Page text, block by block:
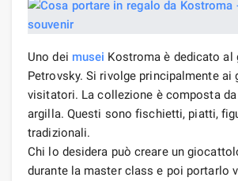
Uno dei musei Kostroma è dedicato
Petrovsky. Si rivolge principalmente ai
visitatori. La collezione è composta
argilla. Questi sono fischietti, piatti,
tradizionali.
Chi lo desidera può creare un
durante la master class e poi portarlo